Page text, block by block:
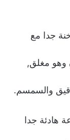
جدا مع
وهو مغلق,
والسمسم.
هادئة جدا